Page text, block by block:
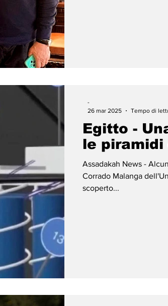
Egitto -
le piramidi
Assadakah News -
Corrado Malanga
scoperto...
-
26 mar 2025
Tempo di